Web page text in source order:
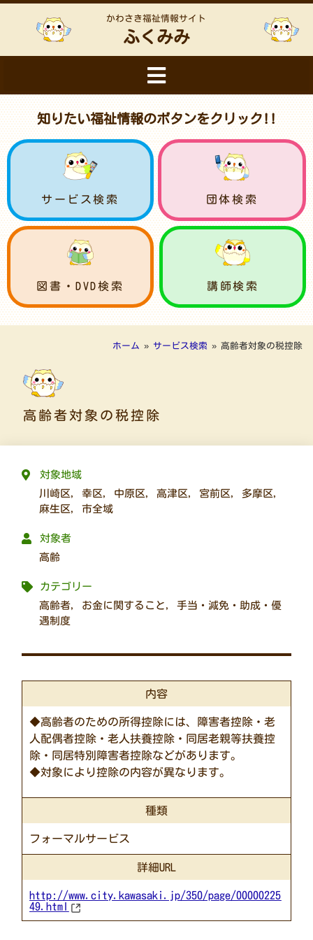
かわさき福祉情報サイト
ふくみみ
知りたい福祉情報のボタンをクリック!!
サービス検索 団体検索
図書・DVD検索 講師検索
ホーム » サービス検索 » 高齢者対象の税控除
高齢者対象の税控除
対象地域
川崎区,幸区, 中原区,高津区, 宮前区, 多摩区,
麻生区,市全域
対象者
高齢
カテゴリー
高齢者, お金に関すること,手当・減免・助成・優
遇制度
内容
◆高齢者のための所得控除には、障害者控除・老
人配偶者控除・老人扶養控除・同居老親等扶養控
除・同居特別障害者控除などがあります。
◆対象により控除の内容が異なります。
種類
フォーマルサービス
詳細URL
http://www.city.kawasaki.jp/350/page/00000225
49.html